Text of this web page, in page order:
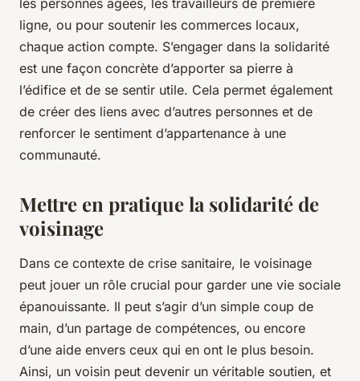
les personnes âgées, les travailleurs de première
ligne, ou pour soutenir les commerces locaux,
chaque action compte. S’engager dans la solidarité
est une façon concrète d’apporter sa pierre à
l’édifice et de se sentir utile. Cela permet également
de créer des liens avec d’autres personnes et de
renforcer le sentiment d’appartenance à une
communauté.
Mettre en pratique la solidarité de
voisinage
Dans ce contexte de crise sanitaire, le voisinage
peut jouer un rôle crucial pour garder une vie sociale
épanouissante. Il peut s’agir d’un simple coup de
main, d’un partage de compétences, ou encore
d’une aide envers ceux qui en ont le plus besoin.
Ainsi, un voisin peut devenir un véritable soutien, et